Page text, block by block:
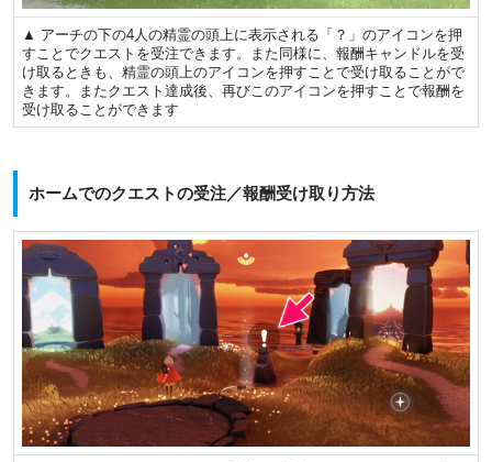
▲ アーチの下の4人の精霊の頭上に表示される「？」のアイコンを押
すことでクエストを受注できます。また同様に、報酬キャンドルを受
け取るときも、精霊の頭上のアイコンを押すことで受け取ることがで
きます。またクエスト達成後、再びこのアイコンを押すことで報酬を
受け取ることができます
ホームでのクエストの受注／報酬受け取り方法